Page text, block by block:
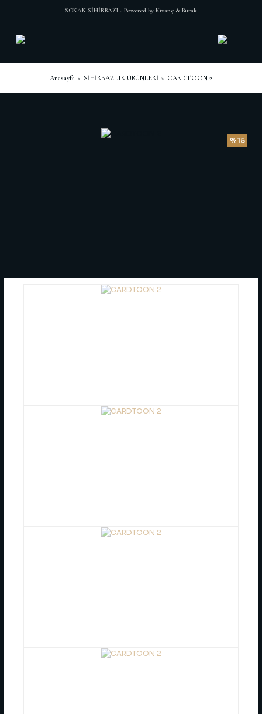
SOKAK SİHİRBAZI - Powered by Kıvanç & Burak
Anasayfa SİHİRBAZLIK ÜRÜNLERİ CARDTOON 2
%15